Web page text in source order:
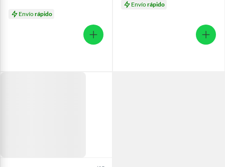
Envíorápido
Envíorápido